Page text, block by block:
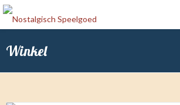
Winkel